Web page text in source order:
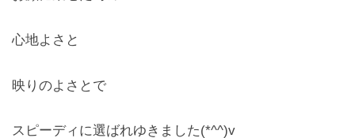
心地よさと
映りのよさとで
スピーディに選ばれゆきました(*^^)v